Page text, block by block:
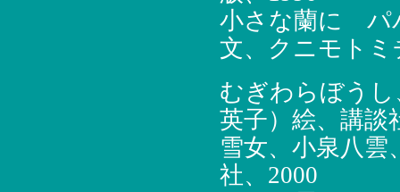
小さな蘭に パ
文、クニモトミ
むぎわらぼう
英子）絵、講談
雪女、小泉八雲
社、2000